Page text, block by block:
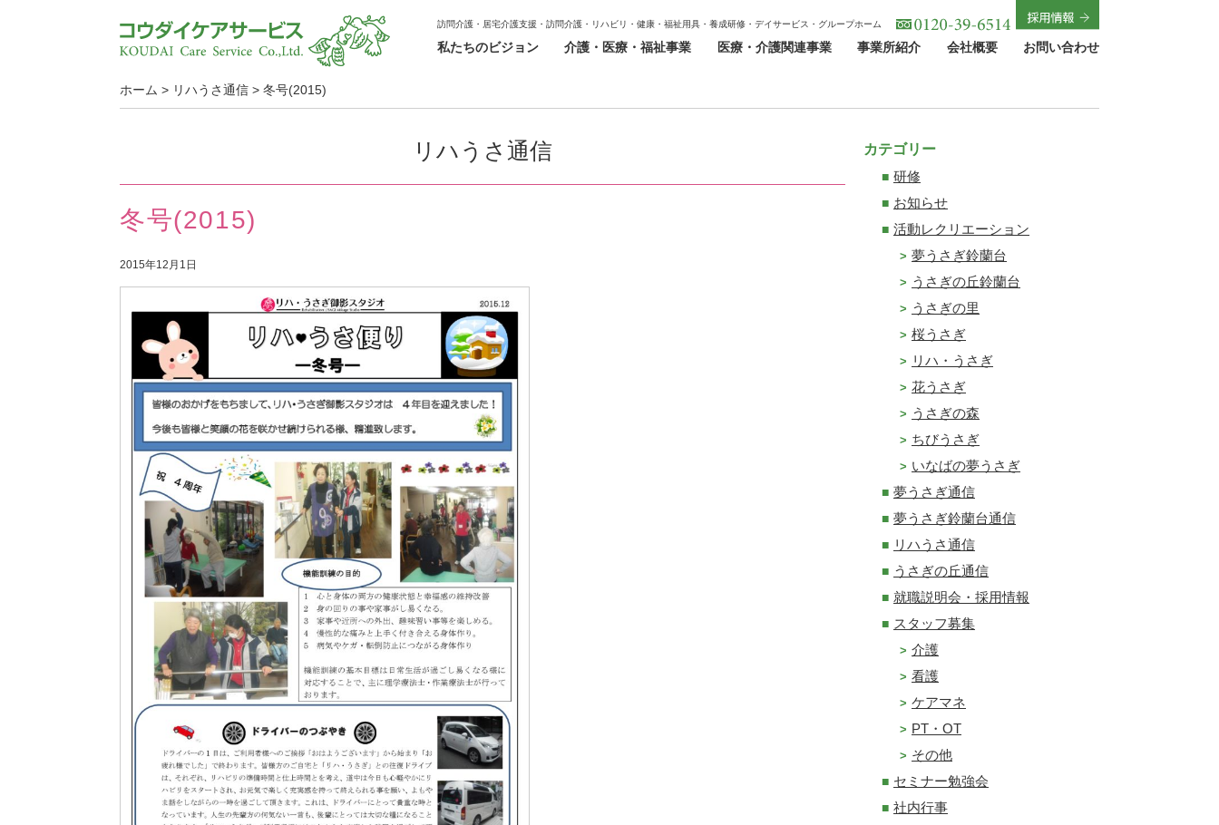
訪問介護・居宅介護支援・訪問介護・リハビリ・健康・福祉用具・養成研修・デイサービス・グループホーム
私たちのビジョン 介護・医療・福祉事業 医療・介護関連事業 事業所紹介 会社概要 お問い合わせ
ホーム > リハうさ通信 > 冬号(2015)
リハうさ通信
冬号(2015)
2015年12月1日
カテゴリー
研修
お知らせ
活動レクリエーション
夢うさぎ鈴蘭台
うさぎの丘鈴蘭台
うさぎの里
桜うさぎ
リハ・うさぎ
花うさぎ
うさぎの森
ちびうさぎ
いなばの夢うさぎ
夢うさぎ通信
夢うさぎ鈴蘭台通信
リハうさ通信
うさぎの丘通信
就職説明会・採用情報
スタッフ募集
介護
看護
ケアマネ
PT・OT
その他
セミナー勉強会
社内行事